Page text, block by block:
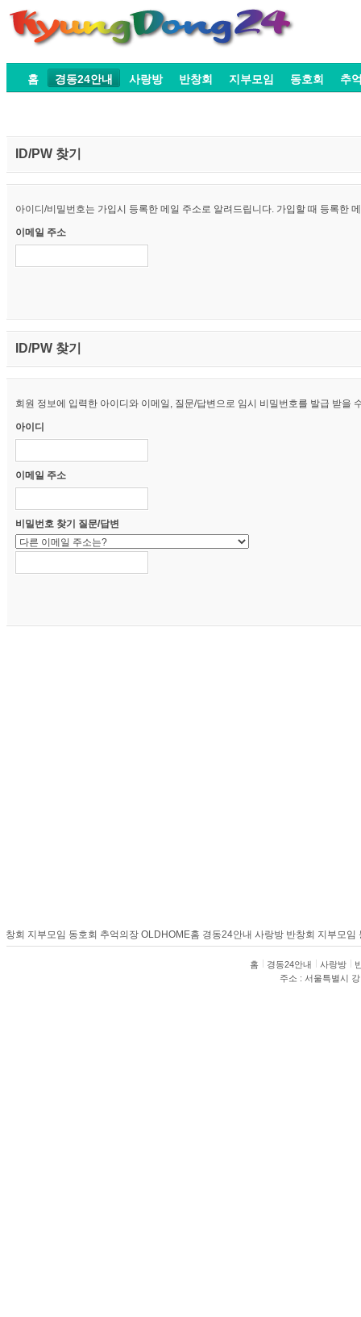
홈 경동24안내 사랑방 반창회 지부모임 동호회 추
ID/PW 찾기
아이디/비밀번호는 가입시 등록한 메일 주소로 알려드립니다. 가입할 때 등록한
이메일 주소
ID/PW 찾기
회원 정보에 입력한 아이디와 이메일, 질문/답변으로 임시 비밀번호를 발급 받을
아이디
이메일 주소
비밀번호 찾기 질문/답변
회 지부모임 동호회 추억의장 OLDHOME 홈 경동24안내 사랑방 반창회 지부모임
홈 경동24안내 사랑방
주소 : 서울특별시